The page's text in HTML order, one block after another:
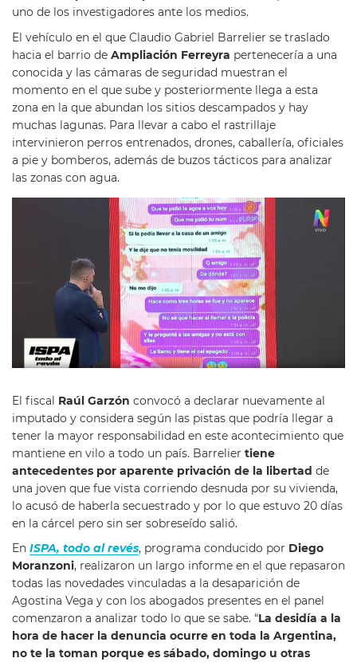
uno de los investigadores ante los medios.
El vehículo en el que Claudio Gabriel Barrelier se traslado
hacia el barrio de Ampliación Ferreyra pertenecería a una
conocida y las cámaras de seguridad muestran el
momento en el que sube y posteriormente llega a esta
zona en la que abundan los sitios descampados y hay
muchas lagunas. Para llevar a cabo el rastrillaje
intervinieron perros entrenados, drones, caballería, oficiales
a pie y bomberos, además de buzos tácticos para analizar
las zonas con agua.
El fiscal Raúl Garzón convocó a declarar nuevamente al
imputado y considera según las pistas que podría llegar a
tener la mayor responsabilidad en este acontecimiento que
mantiene en vilo a todo un país. Barrelier tiene
antecedentes por aparente privación de la libertad de
una joven que fue vista corriendo desnuda por su vivienda,
lo acusó de haberla secuestrado y por lo que estuvo 20 días
en la cárcel pero sin ser sobreseído salió.
En ISPA, todo al revés, programa conducido por Diego
Moranzoni, realizaron un largo informe en el que repasaron
todas las novedades vinculadas a la desaparición de
Agostina Vega y con los abogados presentes en el panel
comenzaron a analizar todo lo que se sabe. “La desidía a la
hora de hacer la denuncia ocurre en toda la Argentina,
no te la toman porque es sábado, domingo u otras